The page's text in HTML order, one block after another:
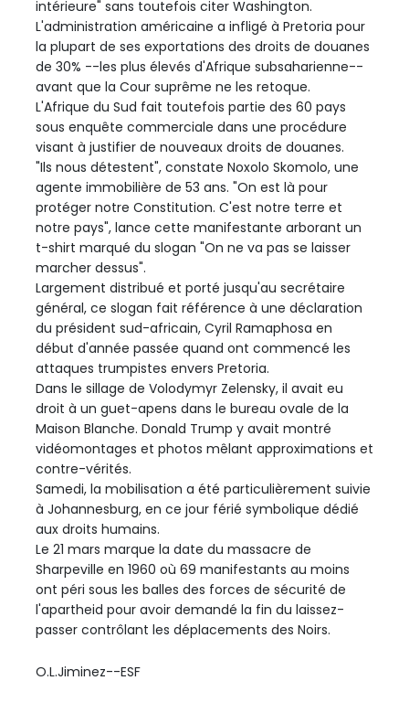
intérieure" sans toutefois citer Washington.
L'administration américaine a infligé à Pretoria pour
la plupart de ses exportations des droits de douanes
de 30% --les plus élevés d'Afrique subsaharienne--
avant que la Cour suprême ne les retoque.
L'Afrique du Sud fait toutefois partie des 60 pays
sous enquête commerciale dans une procédure
visant à justifier de nouveaux droits de douanes.
"Ils nous détestent", constate Noxolo Skomolo, une
agente immobilière de 53 ans. "On est là pour
protéger notre Constitution. C'est notre terre et
notre pays", lance cette manifestante arborant un
t-shirt marqué du slogan "On ne va pas se laisser
marcher dessus".
Largement distribué et porté jusqu'au secrétaire
général, ce slogan fait référence à une déclaration
du président sud-africain, Cyril Ramaphosa en
début d'année passée quand ont commencé les
attaques trumpistes envers Pretoria.
Dans le sillage de Volodymyr Zelensky, il avait eu
droit à un guet-apens dans le bureau ovale de la
Maison Blanche. Donald Trump y avait montré
vidéomontages et photos mêlant approximations et
contre-vérités.
Samedi, la mobilisation a été particulièrement suivie
à Johannesburg, en ce jour férié symbolique dédié
aux droits humains.
Le 21 mars marque la date du massacre de
Sharpeville en 1960 où 69 manifestants au moins
ont péri sous les balles des forces de sécurité de
l'apartheid pour avoir demandé la fin du laissez-
passer contrôlant les déplacements des Noirs.
O.L.Jiminez--ESF